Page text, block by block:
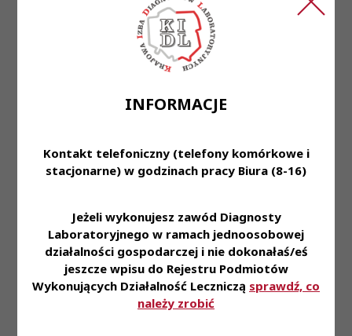
INFORMACJE
Kontakt telefoniczny (telefony komórkowe i
stacjonarne) w godzinach pracy Biura (8-16)
Jeżeli wykonujesz zawód Diagnosty
Laboratoryjnego w ramach jednoosobowej
działalności gospodarczej i nie dokonałaś/eś
jeszcze wpisu do Rejestru Podmiotów
Wykonujących Działalność Leczniczą sprawdź, co
należy zrobić
• Dodatkowym atutem będzie umiejętność
• Miejsce wykonywania czynności: ul. Szpitalna 7,
• Uprawnienia do samodzielnego wykonywania i
mile widziana znajomość Moduł Laboratorium:
Eskulap; Moduł serologia: Marcel eKrew .
wykonywaniu powierzonych obowiązków.
• Komunikatywność, umiejętność współpracy..
Miejsce zatrudnienia:Zakład Diagnostyki
Laboratoryjnej w SP ZOZ w Kościanie